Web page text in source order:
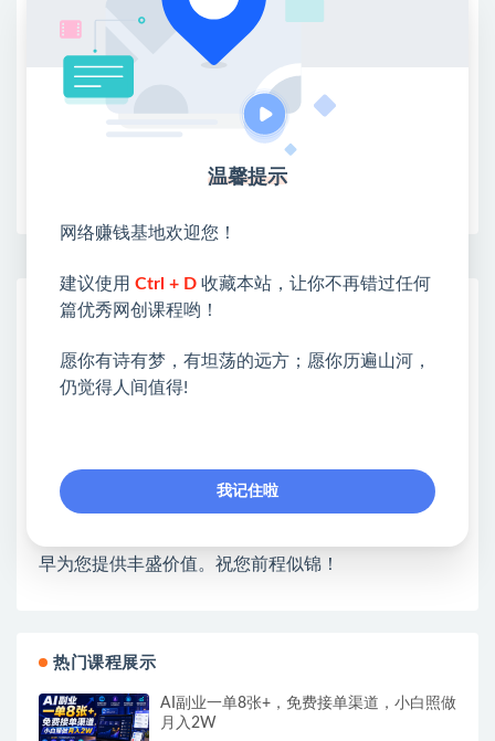
②：选择【在浏览器打开】
③：点击右上方【登录】领取
限时活动：注册新用户赠送VIP
链接
网赚基地简介
❤本站：本站整合多方资源站，主要面向互联网创业
❤本站为众多团队提供了重要价值，也为众多创业者
开启网络之门，广受好评！
早为您提供丰盛价值。祝您前程似锦！
热门课程展示
AI副业一单8张+，免费接单渠道，小白照做
月入2W
温馨提示
网络赚钱基地欢迎您！
建议使用 Ctrl + D 收藏本站，让你不再错过任何
篇优秀网创课程哟！
愿你有诗有梦，有坦荡的远方；愿你历遍山河，
仍觉得人间值得!
我记住啦